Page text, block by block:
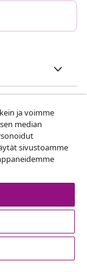
ja voimme
median
sivustoamme